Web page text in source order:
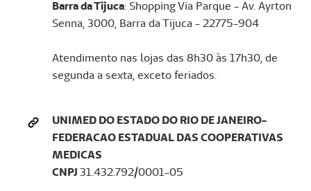
Barra da Tijuca: Shopping Via Parque - Av. Ayrton
Senna, 3000, Barra da Tijuca - 22775-904
Atendimento nas lojas das 8h30 às 17h30, de
segunda a sexta, exceto feriados.
UNIMED DO ESTADO DO RIO DE JANEIRO-
FEDERACAO ESTADUAL DAS COOPERATIVAS
MEDICAS
CNPJ31.432.792/0001-05